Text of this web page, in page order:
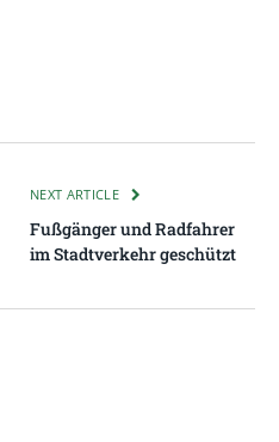
NEXT ARTICLE
Fußgänger und Radfahrer
im Stadtverkehr geschützt